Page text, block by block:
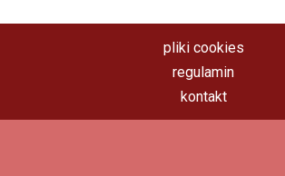
pliki cookies
regulamin
kontakt